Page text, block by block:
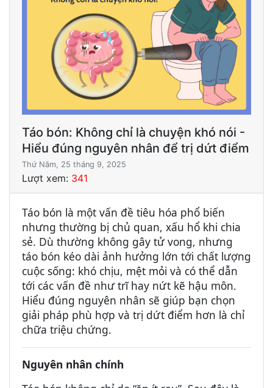
Táo bón: Không chỉ là chuyện khó nói -
Hiểu đúng nguyên nhân để trị dứt điểm
Thứ Năm, 25 tháng 9, 2025
Lượt xem: 341
Táo bón là một vấn đề tiêu hóa phổ biến
nhưng thường bị chủ quan, xấu hổ khi chia
sẻ. Dù thường không gây tử vong, nhưng
táo bón kéo dài ảnh hưởng lớn tới chất lượng
cuộc sống: khó chịu, mệt mỏi và có thể dẫn
tới các vấn đề như trĩ hay nứt kẽ hậu môn.
Hiểu đúng nguyên nhân sẽ giúp bạn chọn
giải pháp phù hợp và trị dứt điểm hơn là chỉ
chữa triệu chứng.
Nguyên nhân chính